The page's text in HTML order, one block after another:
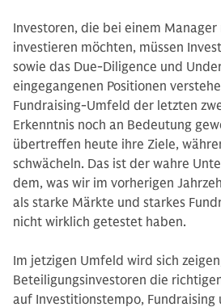
Investoren, die bei einem
investieren möchten, müssen
sowie das Due-Diligence und
eingegangenen Positionen
Fundraising-Umfeld der letzten
Erkenntnis noch an Bedeutung
übertreffen heute ihre Ziele,
schwächeln. Das ist der wahre
dem, was wir im vorherigen
als starke Märkte und starkes
nicht wirklich getestet haben.
Im jetzigen Umfeld wird sich
Beteiligungsinvestoren die
auf Investitionstempo, Fundraising